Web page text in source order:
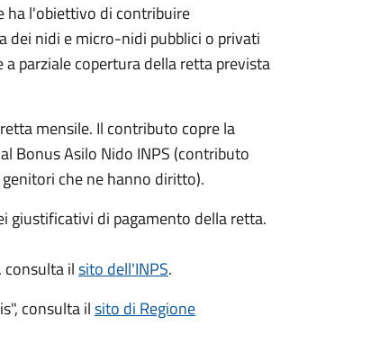
ha l'obiettivo di contribuire
dei nidi e micro-nidi pubblici o privati
parziale copertura della retta prevista
mensile. Il contributo copre la
Bonus Asilo Nido INPS (contributo
che ne hanno diritto).
giustificativi di pagamento della retta.
ilsito dell'INPS.
consulta ilsito di Regione